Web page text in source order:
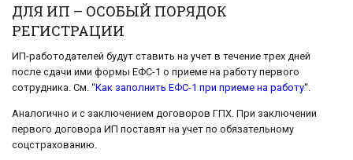
ДЛЯ ИП – ОСОБЫЙ ПОРЯДОК
РЕГИСТРАЦИИ
ИП-работодателей будут ставить на учет в течение трех дней
после сдачи ими формы ЕФС-1 о приеме на работу первого
сотрудника. См. “Как заполнить ЕФС-1 при приеме на работу“.
Аналогично и с заключением договоров ГПХ. При заключении
первого договора ИП поставят на учет по обязательному
соцстрахованию.